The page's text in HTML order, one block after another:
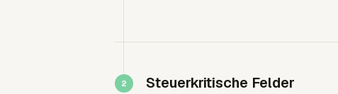
Steuerkritische Felder